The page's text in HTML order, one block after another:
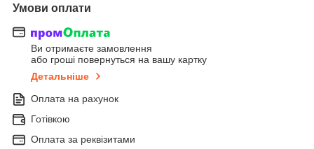
Умови оплати
Ви отримаєте замовлення
або гроші повернуться на вашу картку
Детальніше
Оплата на рахунок
Готівкою
Оплата за реквізитами